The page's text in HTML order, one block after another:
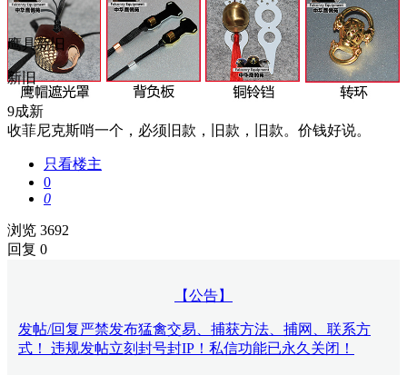
鹰具新旧
新旧
9成新
收菲尼克斯哨一个，必须旧款，旧款，旧款。价钱好说。
只看楼主
0
0
浏览 3692
回复 0
【公告】
发帖/回复严禁发布猛禽交易、捕获方法、捕网、联系方
式！ 违规发帖立刻封号封IP！私信功能已永久关闭！